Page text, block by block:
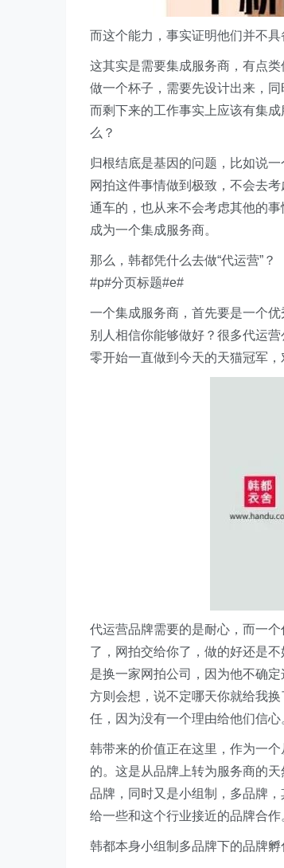
而这个能力，事实证明他们并不具
这其实是需要集成服务商，有点
做一个杯子，需要先设计出来，
而剩下来的工作事实上应该有集
么？
归根结底是基因的问题，比如说
网拍这件事情做到极致，不会去
通车的，也从来不会考虑其他的
成为一个集成服务商。
那么，韩都凭什么去做“代运营”？
#p#分页标题#e#
一个集成服务商，首先要是一个
别人相信你能够做好？很多代运
零开始一直做到今天的天猫冠军
代运营品牌需要的是耐心，而一
了，网拍交给你了，做的好还是
是换一家网拍公司，因为他不确
方则会想，说不定哪天你就给我
任，因为没有一个理由给他们信心
韩带来的价值正在这里，作为一
的。这是从品牌上转为服务商的
品牌，同时又是小组制，多品牌
给一些和这个行业接近的品牌合
韩都本身小组制多品牌下的品牌